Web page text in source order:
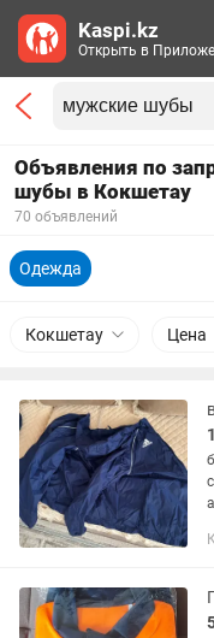
Объявления по
шубы в Кокшетау
70 объявлений
Одежда
Кокшетау Цена
Kaspi.kz
Открыть в